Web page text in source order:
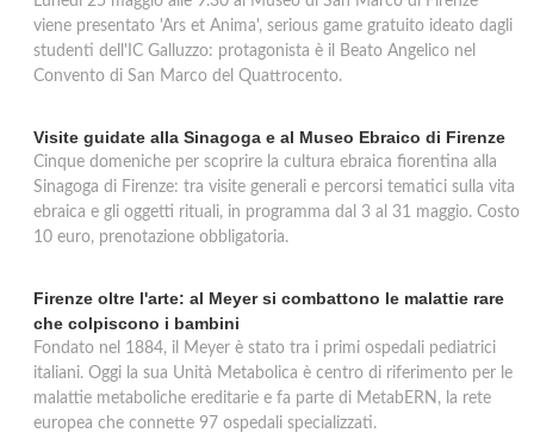
viene presentato 'Ars et Anima', serious game gratuito ideato dagli
studenti dell'IC Galluzzo: protagonista è il Beato Angelico nel
Convento di San Marco del Quattrocento.
Visite guidate alla Sinagoga e al Museo Ebraico di Firenze
Cinque domeniche per scoprire la cultura ebraica fiorentina alla
Sinagoga di Firenze: tra visite generali e percorsi tematici sulla vita
ebraica e gli oggetti rituali, in programma dal 3 al 31 maggio. Costo
10 euro, prenotazione obbligatoria.
Firenze oltre l'arte: al Meyer si combattono le malattie rare
che colpiscono i bambini
Fondato nel 1884, il Meyer è stato tra i primi ospedali pediatrici
italiani. Oggi la sua Unità Metabolica è centro di riferimento per le
malattie metaboliche ereditarie e fa parte di MetabERN, la rete
europea che connette 97 ospedali specializzati.